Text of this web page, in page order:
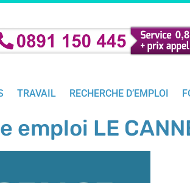
TRAVAIL RECHERCHE D’EMPLOI
emploi LE